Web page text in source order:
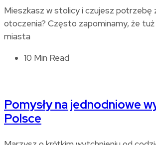
Mieszkasz w stolicy i czujesz potrzebę
otoczenia? Często zapominamy, że
miasta
10 Min Read
Pomysły na jednodniowe
Polsce